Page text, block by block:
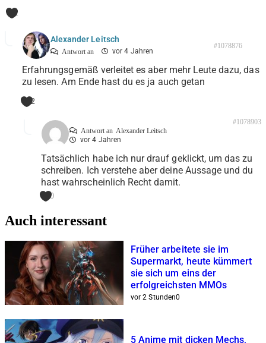
1
Alexander Leitsch
Antwort an vor 4 Jahren
#1078876
Erfahrungsgemäß verleitet es aber mehr Leute dazu, das
zu lesen. Am Ende hast du es ja auch getan
2
Antwort an Alexander Leitsch
vor 4 Jahren
#1078903
Tatsächlich habe ich nur drauf geklickt, um das zu
schreiben. Ich verstehe aber deine Aussage und du
hast wahrscheinlich Recht damit.
0
Auch interessant
Früher arbeitete sie im
Supermarkt, heute kümmert
sie sich um eins der
erfolgreichsten MMOs
vor 2 Stunden0
5 Anime mit dicken Mechs,